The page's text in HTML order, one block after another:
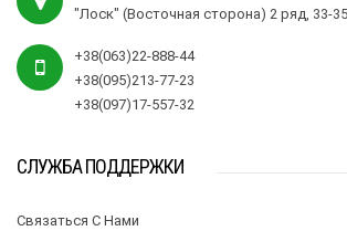
"Лоск" (Восточная сторона) 2 ряд, 33-
+38(063)22-888-44
+38(095)213-77-23
+38(097)17-557-32
СЛУЖБА ПОДДЕРЖКИ
Связаться С Нами